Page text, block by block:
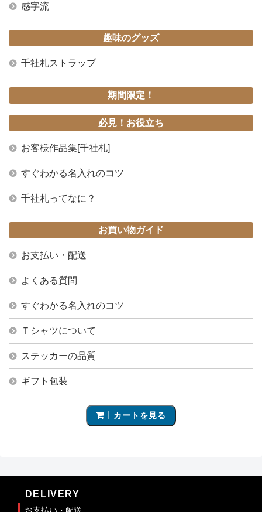
感字流
趣味のグッズ
千社札ストラップ
期間限定！
必見！お役立ち
お客様作品集[千社札]
すぐわかる名入れのコツ
千社札ってなに？
お買い物ガイド
お支払い・配送
よくある質問
すぐわかる名入れのコツ
Ｔシャツについて
ステッカーの品質
ギフト包装
カートを見る
DELIVERY